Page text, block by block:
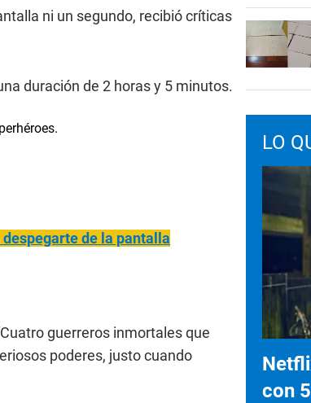
ni un segundo, recibió críticas
duración de 2 horas y 5 minutos.
de la pantalla
guerreros inmortales que
poderes, justo cuando
LO
con